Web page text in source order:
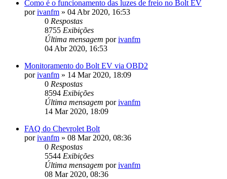
Como é o funcionamento das luzes de freio no Bolt EV
porivanfm » 04 Abr 2020, 16:53
0 Respostas
8755 Exibições
Última mensagem porivanfm
04 Abr 2020, 16:53
Monitoramento do Bolt EV via OBD2
porivanfm » 14 Mar 2020, 18:09
0 Respostas
8594 Exibições
Última mensagem porivanfm
14 Mar 2020, 18:09
FAQ do Chevrolet Bolt
porivanfm » 08 Mar 2020, 08:36
0 Respostas
5544 Exibições
Última mensagem porivanfm
08 Mar 2020, 08:36